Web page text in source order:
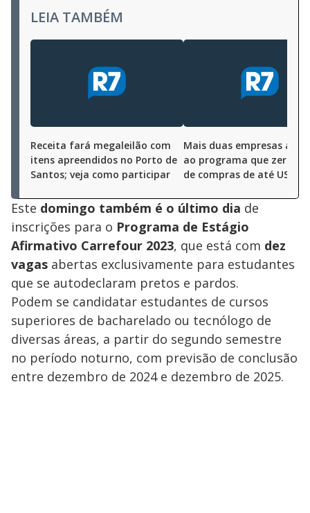
LEIA TAMBÉM
Receita fará megaleilão com
itens apreendidos no Porto de
Santos; veja como participar
Mais duas empresas
ao programa que zera
de compras de até US$ 50
Este domingo também é o último dia de
inscrições para o Programa de Estágio
Afirmativo Carrefour 2023, que está com dez
vagas abertas exclusivamente para estudantes
que se autodeclaram pretos e pardos.
Podem se candidatar estudantes de cursos
superiores de bacharelado ou tecnólogo de
diversas áreas, a partir do segundo semestre
no período noturno, com previsão de conclusão
entre dezembro de 2024 e dezembro de 2025.